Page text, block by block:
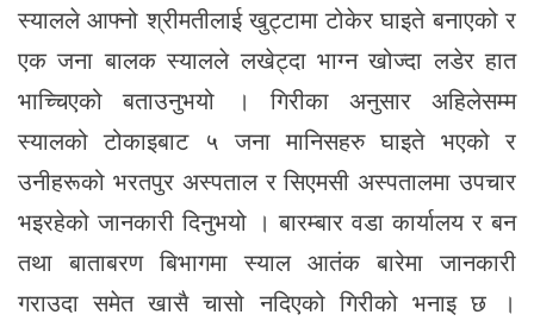
स्यालले आफ्नो श्रीमतीलाई खुट्टामा टोकेर घाइते बनाएको र
एक जना बालक स्यालले लखेट्दा भाग्न खोज्दा लडेर हात
भाच्चिएको बताउनुभयो । गिरीका अनुसार अहिलेसम्म
स्यालको टोकाइबाट ५ जना मानिसहरु घाइते भएको र
उनीहरूको भरतपुर अस्पताल र सिएमसी अस्पतालमा उपचार
भइरहेको जानकारी दिनुभयो । बारम्बार वडा कार्यालय र बन
तथा बाताबरण बिभागमा स्याल आतंक बारेमा जानकारी
गराउदा समेत खासै चासो नदिएको गिरीको भनाइ छ ।